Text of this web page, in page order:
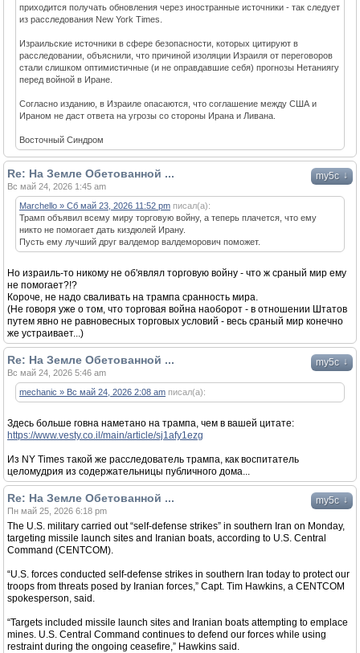
приходится получать обновления через иностранные источники - так следует
из расследования New York Times.
Израильские источники в сфере безопасности, которых цитируют в
расследовании, объяснили, что причиной изоляции Израиля от переговоров
стали слишком оптимистичные (и не оправдавшие себя) прогнозы Нетаниягу
перед войной в Иране.
Согласно изданию, в Израиле опасаются, что соглашение между США и
Ираном не даст ответа на угрозы со стороны Ирана и Ливана.
Восточный Синдром
my5c ↓
Re: На Земле Обетованной ...
Вс май 24, 2026 1:45 am
Marchello » Сб май 23, 2026 11:52 pm писал(а):
Трамп объявил всему миру торговую войну, а теперь плачется, что ему
никто не помогает дать киздюлей Ирану.
Пусть ему лучший друг валдемор валдеморович поможет.
Но израиль-то никому не об'являл торговую войну - что ж сраный мир ему
не помогает?!?
Короче, не надо сваливать на трампа сранность мира.
(Не говоря уже о том, что торговая война наоборот - в отношении Штатов
путем явно не равновесных торговых условий - весь сраный мир конечно
же устраивает...)
my5c ↓
Re: На Земле Обетованной ...
Вс май 24, 2026 5:46 am
mechanic » Вс май 24, 2026 2:08 am писал(а):
Здесь больше говна наметано на трампа, чем в вашей цитате:
https://www.vesty.co.il/main/article/sj1afy1ezg
Из NY Times такой же расследователь трампа, как воспитатель
целомудрия из содержательницы публичного дома...
my5c ↓
Re: На Земле Обетованной ...
Пн май 25, 2026 6:18 pm
The U.S. military carried out “self-defense strikes” in southern Iran on Monday,
targeting missile launch sites and Iranian boats, according to U.S. Central
Command (CENTCOM).
“U.S. forces conducted self-defense strikes in southern Iran today to protect our
troops from threats posed by Iranian forces,” Capt. Tim Hawkins, a CENTCOM
spokesperson, said.
“Targets included missile launch sites and Iranian boats attempting to emplace
mines. U.S. Central Command continues to defend our forces while using
restraint during the ongoing ceasefire,” Hawkins said.